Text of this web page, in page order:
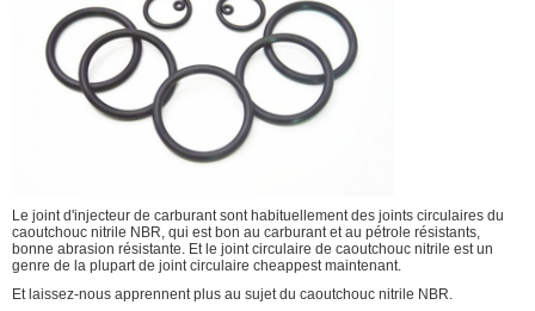
Le joint d'injecteur de carburant sont habituellement des joints circulaires du
caoutchouc nitrile NBR, qui est bon au carburant et au pétrole résistants,
bonne abrasion résistante. Et le joint circulaire de caoutchouc nitrile est un
genre de la plupart de joint circulaire cheappest maintenant.
Et laissez-nous apprennent plus au sujet du caoutchouc nitrile NBR.